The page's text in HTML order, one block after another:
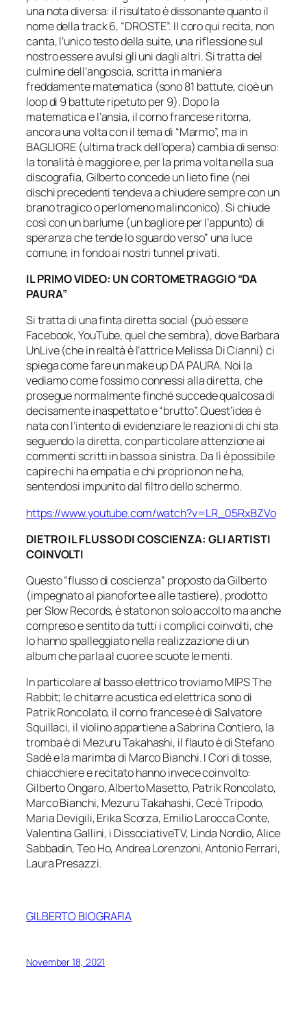
una nota diversa: il risultato è dissonante quanto il
nome della track 6, “DROSTE”. Il coro qui recita, non
canta, l’unico testo della suite, una riflessione sul
nostro essere avulsi gli uni dagli altri. Si tratta del
culmine dell’angoscia, scritta in maniera
freddamente matematica (sono 81 battute, cioè un
loop di 9 battute ripetuto per 9). Dopo la
matematica e l’ansia, il corno francese ritorna,
ancora una volta con il tema di “Marmo”, ma in
BAGLIORE (ultima track dell’opera) cambia di senso:
la tonalità è maggiore e, per la prima volta nella sua
discografia, Gilberto concede un lieto fine (nei
dischi precedenti tendeva a chiudere sempre con un
brano tragico o perlomeno malinconico). Si chiude
così con un barlume (un bagliore per l’appunto) di
speranza che tende lo sguardo verso” una luce
comune, in fondo ai nostri tunnel privati.
IL PRIMO VIDEO: UN CORTOMETRAGGIO “DA
PAURA”
Si tratta di una finta diretta social (può essere
Facebook, YouTube, quel che sembra), dove Barbara
UnLive (che in realtà è l’attrice Melissa Di Cianni) ci
spiega come fare un make up DA PAURA. Noi la
vediamo come fossimo connessi alla diretta, che
prosegue normalmente finché succede qualcosa di
decisamente inaspettato e “brutto”. Quest’idea è
nata con l’intento di evidenziare le reazioni di chi sta
seguendo la diretta, con particolare attenzione ai
commenti scritti in basso a sinistra. Da lì è possibile
capire chi ha empatia e chi proprio non ne ha,
sentendosi impunito dal filtro dello schermo.
https://www.youtube.com/watch?v=LR_05RxBZVo
DIETRO IL FLUSSO DI COSCIENZA: GLI ARTISTI
COINVOLTI
Questo “flusso di coscienza” proposto da Gilberto
(impegnato al pianoforte e alle tastiere), prodotto
per Slow Records, è stato non solo accolto ma anche
compreso e sentito da tutti i complici coinvolti, che
lo hanno spalleggiato nella realizzazione di un
album che parla al cuore e scuote le menti.
In particolare al basso elettrico troviamo MIPS The
Rabbit; le chitarre acustica ed elettrica sono di
Patrik Roncolato, il corno francese è di Salvatore
Squillaci, il violino appartiene a Sabrina Contiero, la
tromba è di Mezuru Takahashi, il flauto è di Stefano
Sadè e la marimba di Marco Bianchi. I Cori di tosse,
chiacchiere e recitato hanno invece coinvolto:
Gilberto Ongaro, Alberto Masetto, Patrik Roncolato,
Marco Bianchi, Mezuru Takahashi, Cecè Tripodo,
Maria Devigili, Erika Scorza, Emilio Larocca Conte,
Valentina Gallini, i DissociativeTV, Linda Nordio, Alice
Sabbadin, Teo Ho, Andrea Lorenzoni, Antonio Ferrari,
Laura Presazzi.
GILBERTO BIOGRAFIA
November 18, 2021